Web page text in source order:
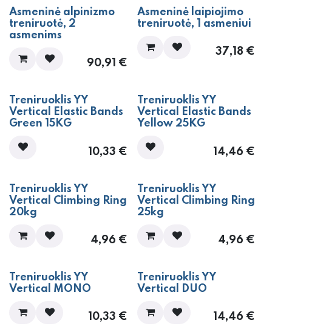
Asmeninė alpinizmo
treniruotė, 2
asmenims
90,91 €
Asmeninė laipiojimo
treniruotė, 1 asmeniui
37,18 €
Treniruoklis YY
Vertical Elastic Bands
Green 15KG
10,33 €
Treniruoklis YY
Vertical Elastic Bands
Yellow 25KG
14,46 €
Treniruoklis YY
Vertical Climbing Ring
20kg
4,96 €
Treniruoklis YY
Vertical Climbing Ring
25kg
4,96 €
Treniruoklis YY
Vertical MONO
10,33 €
Treniruoklis YY
Vertical DUO
14,46 €